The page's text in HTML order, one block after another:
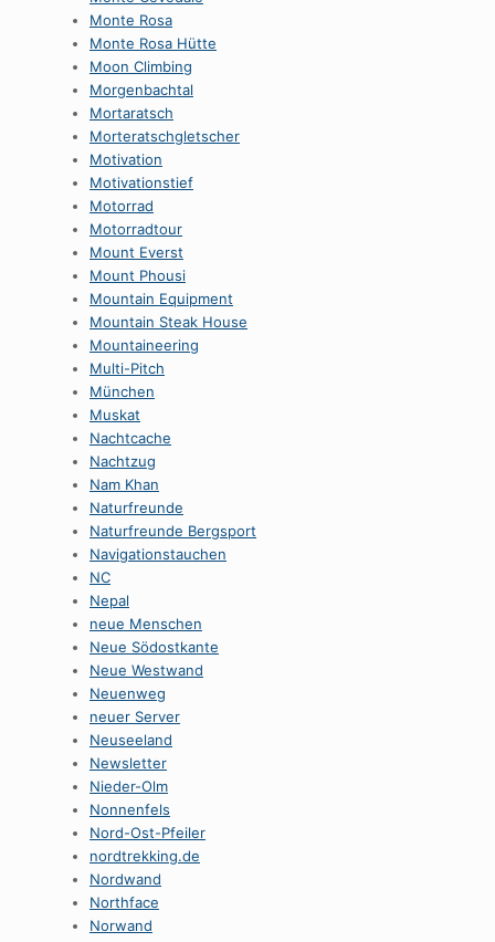
Monte Rosa
Monte Rosa Hütte
Moon Climbing
Morgenbachtal
Mortaratsch
Morteratschgletscher
Motivation
Motivationstief
Motorrad
Motorradtour
Mount Everst
Mount Phousi
Mountain Equipment
Mountain Steak House
Mountaineering
Multi-Pitch
München
Muskat
Nachtcache
Nachtzug
Nam Khan
Naturfreunde
Naturfreunde Bergsport
Navigationstauchen
NC
Nepal
neue Menschen
Neue Södostkante
Neue Westwand
Neuenweg
neuer Server
Neuseeland
Newsletter
Nieder-Olm
Nonnenfels
Nord-Ost-Pfeiler
nordtrekking.de
Nordwand
Northface
Norwand